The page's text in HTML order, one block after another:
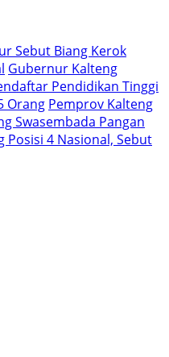
Sebut Biang Kerok
Gubernur Kalteng
Pendidikan Tinggi
Orang Pemprov Kalteng
Swasembada Pangan
Posisi 4 Nasional, Sebut